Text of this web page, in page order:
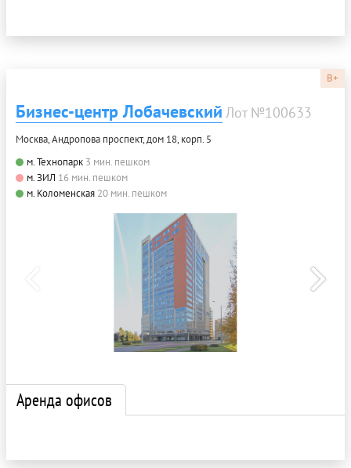
B+
Бизнес-центр Лобачевский Лот №100633
Москва, Андропова проспект, дом 18, корп. 5
м. Технопарк 3 мин. пешком
м. ЗИЛ 16 мин. пешком
м. Коломенская 20 мин. пешком
Аренда офисов